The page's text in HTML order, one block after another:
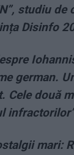
studiu de
Disinfo
german.
Cele două
mari: